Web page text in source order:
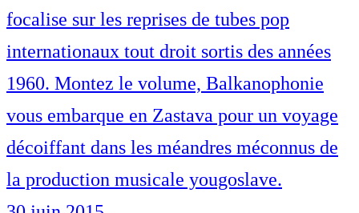
focalise sur les reprises de tubes pop
internationaux tout droit sortis des années
1960. Montez le volume, Balkanophonie
vous embarque en Zastava pour un voyage
décoiffant dans les méandres méconnus de
la production musicale yougoslave.